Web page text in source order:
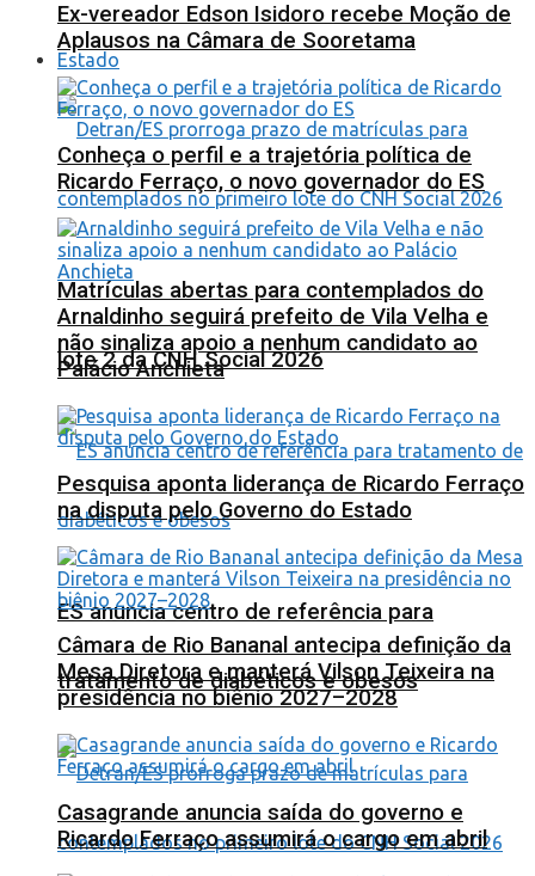
Estado
Matrículas abertas para contemplados do
lote 2 da CNH Social 2026
ES anuncia centro de referência para
tratamento de diabéticos e obesos
Ex-vereador Edson Isidoro recebe Moção de
Aplausos na Câmara de Sooretama
Conheça o perfil e a trajetória política de
Ricardo Ferraço, o novo governador do ES
Arnaldinho seguirá prefeito de Vila Velha e
não sinaliza apoio a nenhum candidato ao
Palácio Anchieta
Pesquisa aponta liderança de Ricardo Ferraço
na disputa pelo Governo do Estado
Câmara de Rio Bananal antecipa definição da
Mesa Diretora e manterá Vilson Teixeira na
presidência no biênio 2027–2028
Casagrande anuncia saída do governo e
Ricardo Ferraço assumirá o cargo em abril